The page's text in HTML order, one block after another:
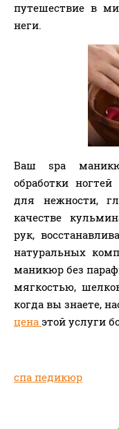
путешествие в
неги.
Ваш spa
обработки
для нежности,
качестве
рук,
натуральных
маникюр без
мягкостью,
когда вы знаете,
цена этой услуги
спа педикюр